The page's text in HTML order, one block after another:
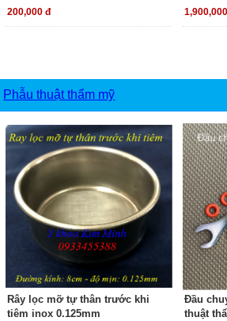
200,000 đ
Phẫu thuật thẩm mỹ
Rây lọc mỡ tự thân trước khi
tiêm inox 0.125mm
Đầu
thuật